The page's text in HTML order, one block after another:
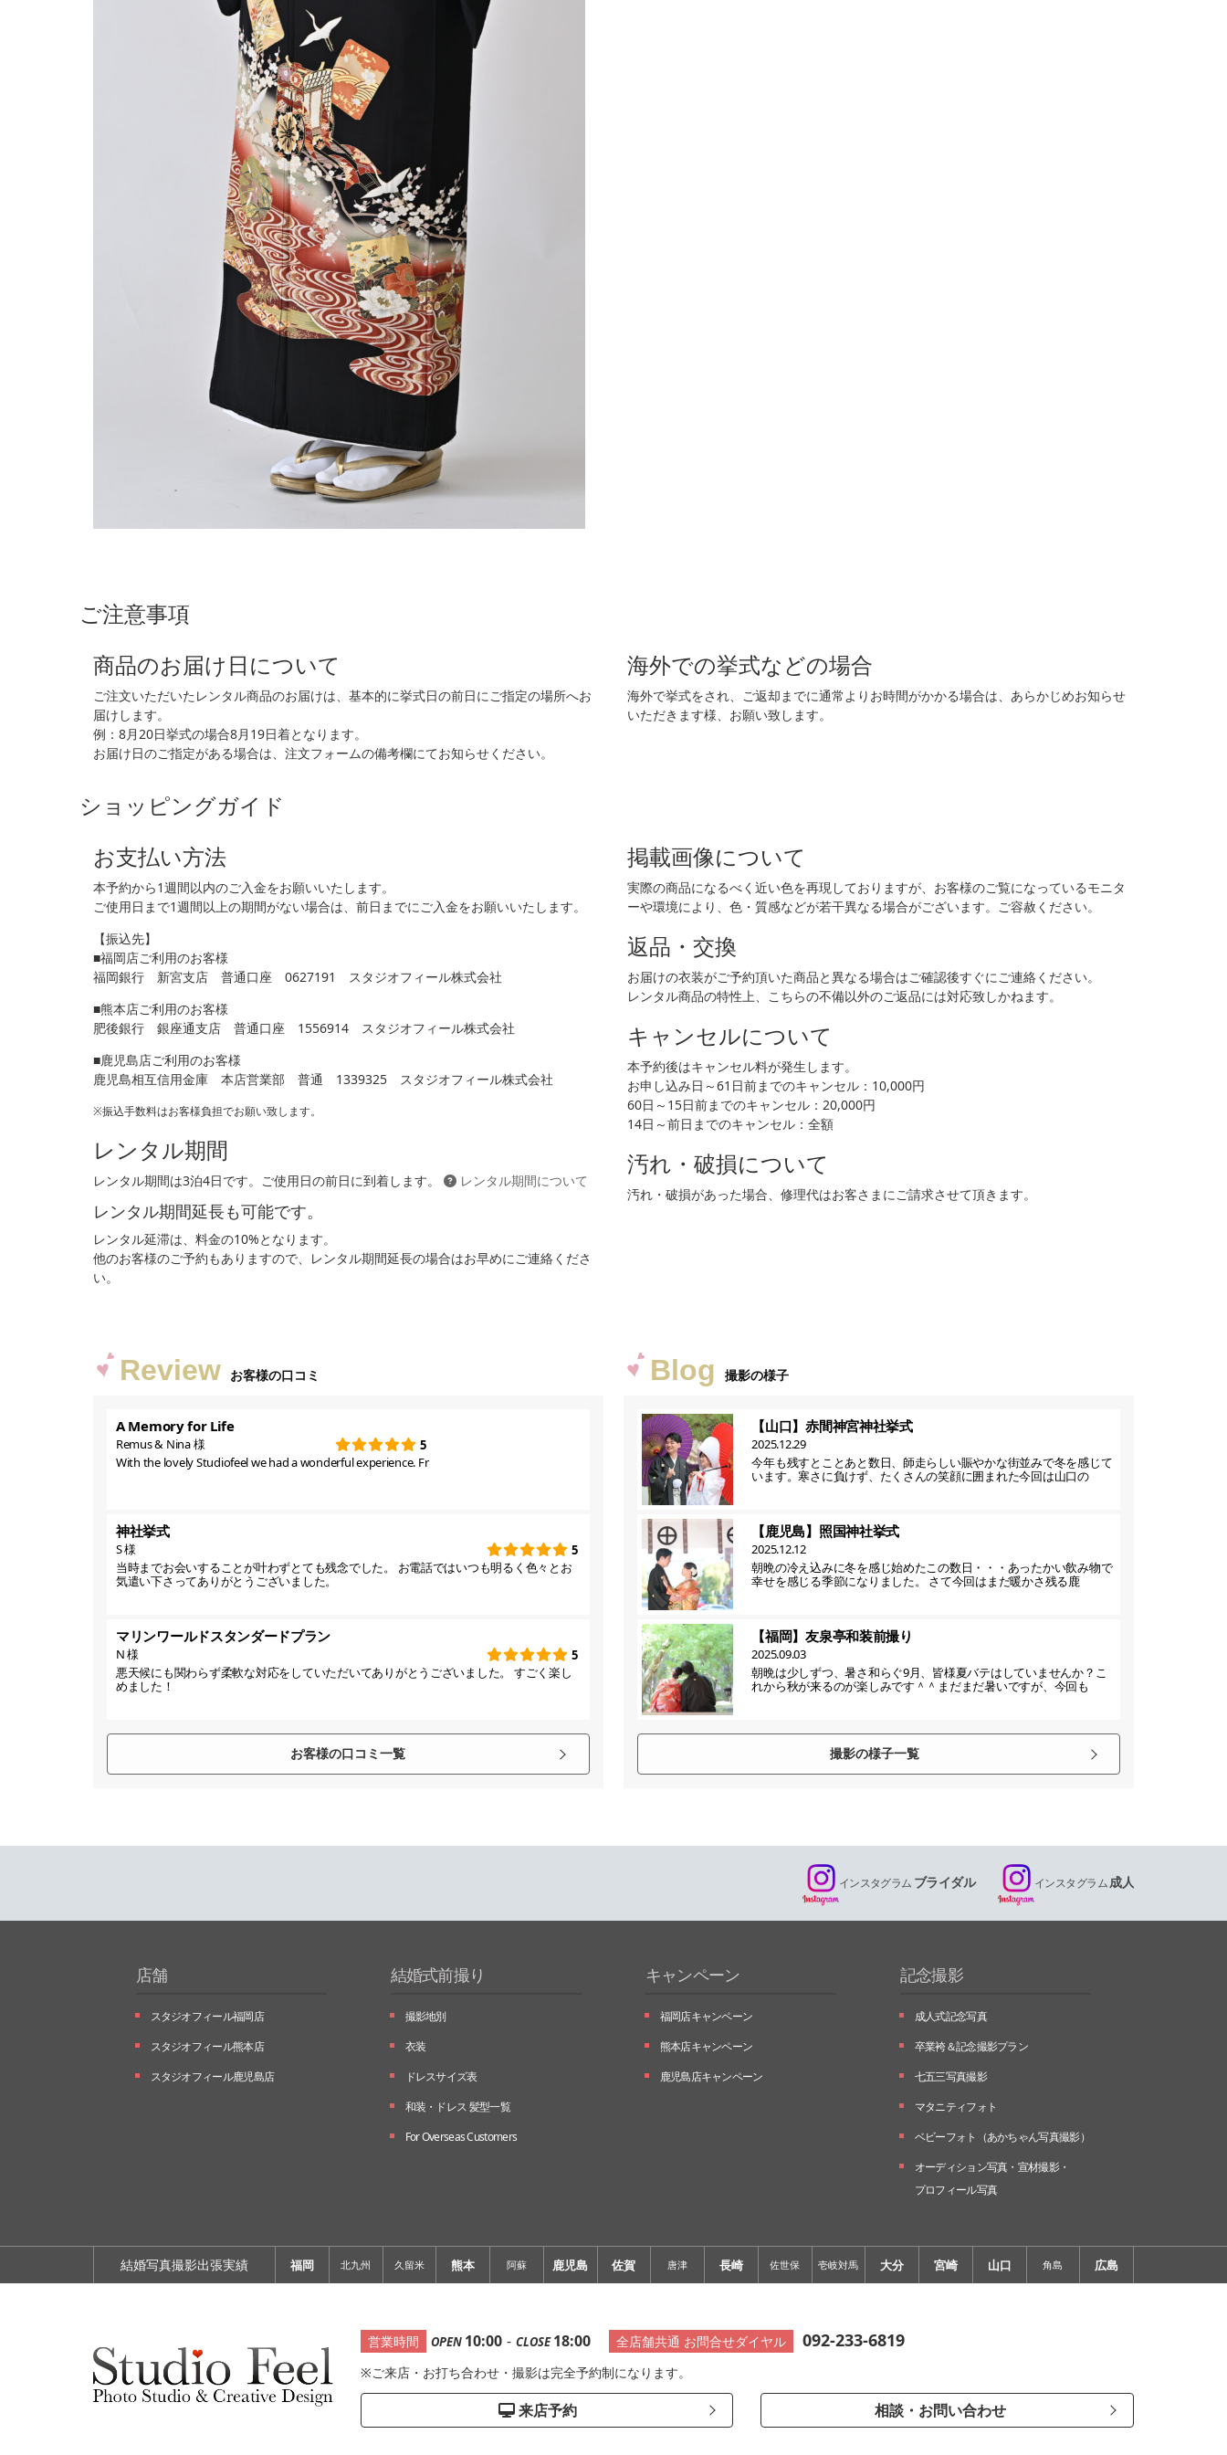
ご注意事項
商品のお届け日について
ご注文いただいたレンタル商品のお届けは、基本的に挙式日の前日にご指定の場所へお
届けします。
例：8月20日挙式の場合8月19日着となります。
お届け日のご指定がある場合は、注文フォームの備考欄にてお知らせください。
海外での挙式などの場合
海外で挙式をされ、ご返却までに通常よりお時間がかかる場合は、あらかじめお知らせ
いただきます様、お願い致します。
ショッピングガイド
お支払い方法
本予約から1週間以内のご入金をお願いいたします。
ご使用日まで1週間以上の期間がない場合は、前日までにご入金をお願いいたします。
【振込先】
■福岡店ご利用のお客様
福岡銀行 新宮支店 普通口座 0627191 スタジオフィール株式会社
■熊本店ご利用のお客様
肥後銀行 銀座通支店 普通口座 1556914 スタジオフィール株式会社
■鹿児島店ご利用のお客様
鹿児島相互信用金庫 本店営業部 普通 1339325 スタジオフィール株式会社
※振込手数料はお客様負担でお願い致します。
レンタル期間
レンタル期間は3泊4日です。ご使用日の前日に到着します。 レンタル期間について
レンタル期間延長も可能です。
レンタル延滞は、料金の10%となります。
他のお客様のご予約もありますので、レンタル期間延長の場合はお早めにご連絡くださ
い。
掲載画像について
実際の商品になるべく近い色を再現しておりますが、お客様のご覧になっているモニタ
ーや環境により、色・質感などが若干異なる場合がございます。ご容赦ください。
返品・交換
お届けの衣装がご予約頂いた商品と異なる場合はご確認後すぐにご連絡ください。
レンタル商品の特性上、こちらの不備以外のご返品には対応致しかねます。
キャンセルについて
本予約後はキャンセル料が発生します。
お申し込み日～61日前までのキャンセル：10,000円
60日～15日前までのキャンセル：20,000円
14日～前日までのキャンセル：全額
汚れ・破損について
汚れ・破損があった場合、修理代はお客さまにご請求させて頂きます。
Review お客様の口コミ
A Memory for Life
Remus & Nina 様
5
With the lovely Studiofeel we had a wonderful experience. Fr
神社挙式
S 様
5
当時までお会いすることが叶わずとても残念でした。 お電話ではいつも明るく色々とお
気遣い下さってありがとうございました。
マリンワールドスタンダードプラン
N 様
5
悪天候にも関わらず柔軟な対応をしていただいてありがとうございました。 すごく楽し
めました！
お客様の口コミ一覧
Blog 撮影の様子
【山口】赤間神宮神社挙式
2025.12.29
今年も残すとことあと数日、師走らしい賑やかな街並みで冬を感じて
います。寒さに負けず、たくさんの笑顔に囲まれた今回は山口の
【鹿児島】照国神社挙式
2025.12.12
朝晩の冷え込みに冬を感じ始めたこの数日・・・あったかい飲み物で
幸せを感じる季節になりました。 さて今回はまだ暖かさ残る鹿
【福岡】友泉亭和装前撮り
2025.09.03
朝晩は少しずつ、暑さ和らぐ9月、皆様夏バテはしていませんか？こ
れから秋が来るのが楽しみです＾＾まだまだ暑いですが、今回も
撮影の様子一覧
インスタグラム ブライダル インスタグラム成人
店舗
スタジオフィール福岡店
スタジオフィール熊本店
スタジオフィール鹿児島店
結婚式前撮り
撮影地別
衣装
ドレスサイズ表
和装・ドレス 髪型一覧
For Overseas Customers
キャンペーン
福岡店キャンペーン
熊本店キャンペーン
鹿児島店キャンペーン
記念撮影
成人式記念写真
卒業袴＆記念撮影プラン
七五三写真撮影
マタニティフォト
ベビーフォト （あかちゃん写真撮影）
オーディション写真・ 宣材撮影・
プロフィール写真
結婚写真撮影出張実績 福岡 北九州 久留米 熊本 阿蘇 鹿児島 佐賀 唐津 長崎 佐世保 壱岐対馬 大分 宮崎 山口 角島 広島
営業時間 OPEN 10:00 - CLOSE 18:00 全店舗共通 お問合せダイヤル 092-233-6819
※ご来店・お打ち合わせ・撮影は完全予約制になります。
来店予約 相談・お問い合わせ